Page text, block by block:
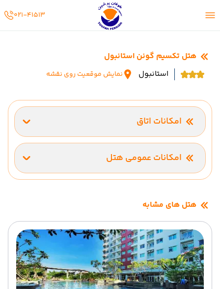
021-41513
هتل تکسیم گونن استانبول
استانبول
نمایش موقعیت روی نقشه
امکانات اتاق
تهویه مطبوع (اسپلیت) DVD
امکانات عمومی هتل
ترانسفر فرودگاهی
هتل های مشابه
02141513